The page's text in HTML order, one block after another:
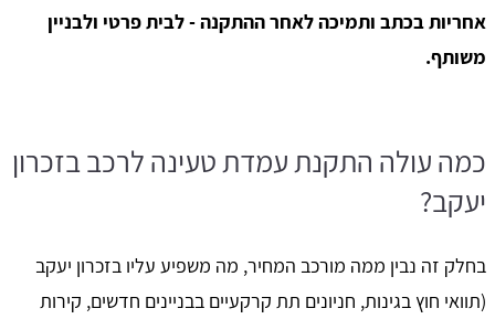
אחריות בכתב ותמיכה לאחר ההתקנה - לבית פרטי ולבניין
משותף.
כמה עולה התקנת עמדת טעינה לרכב בזכרון
יעקב?
בחלק זה נבין ממה מורכב המחיר, מה משפיע עליו בזכרון יעקב
(תוואי חוץ בגינות, חניונים תת קרקעיים בבניינים חדשים, קירות